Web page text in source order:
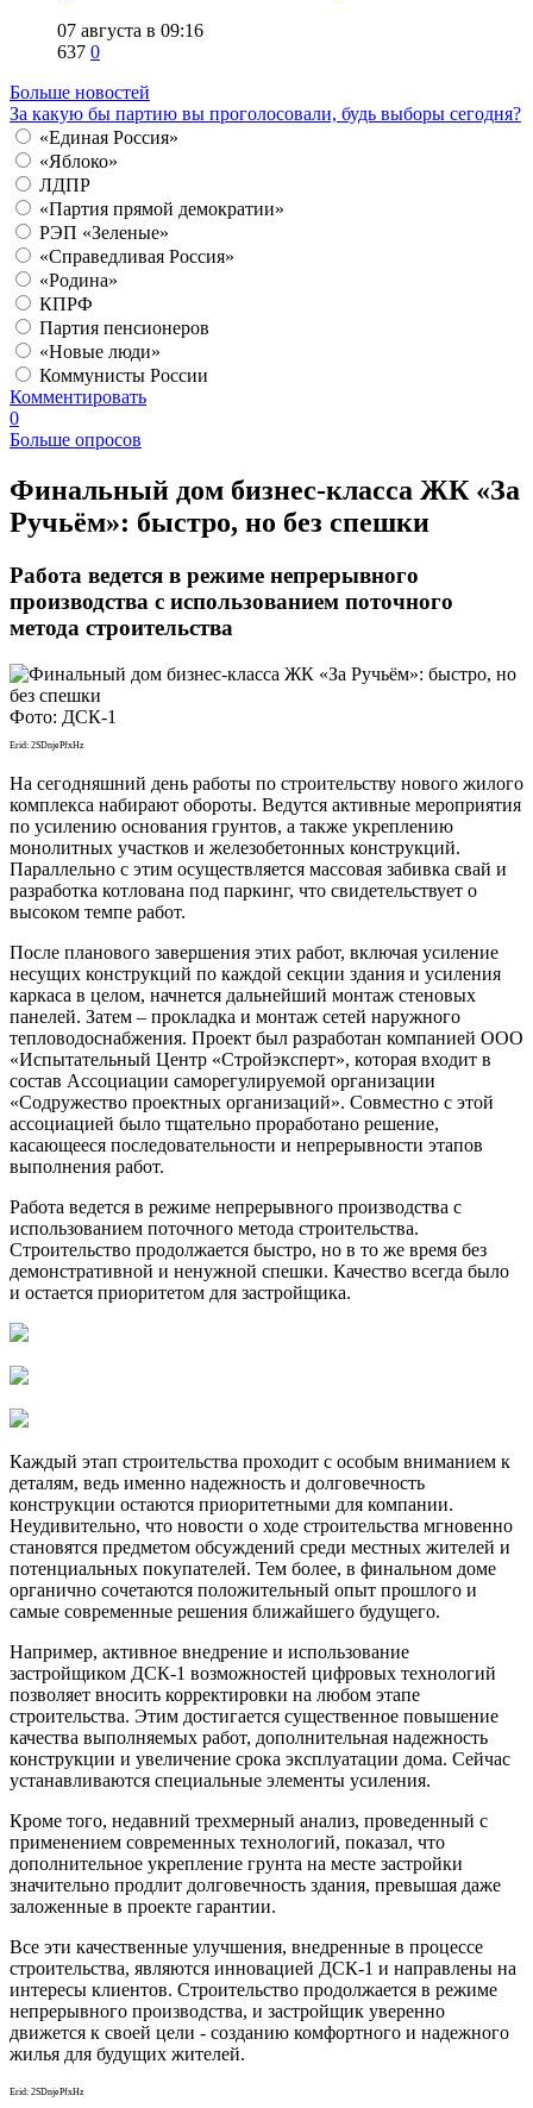
07 августа в 09:16
637 0
Больше новостей
За какую бы партию вы проголосовали, будь выборы сегодня?
«Единая Россия»
«Яблоко»
ЛДПР
«Партия прямой демократии»
РЭП «Зеленые»
«Справедливая Россия»
«Родина»
КПРФ
Партия пенсионеров
«Новые люди»
Коммунисты России
Комментировать
0
Больше опросов
Финальный дом бизнес-класса ЖК «За
Ручьём»: быстро, но без спешки
Работа ведется в режиме непрерывного
производства с использованием поточного
метода строительства
Фото: ДСК-1
Erid: 2SDnjePfxHz
На сегодняшний день работы по строительству нового жилого
комплекса набирают обороты. Ведутся активные мероприятия
по усилению основания грунтов, а также укреплению
монолитных участков и железобетонных конструкций.
Параллельно с этим осуществляется массовая забивка свай и
разработка котлована под паркинг, что свидетельствует о
высоком темпе работ.
После планового завершения этих работ, включая усиление
несущих конструкций по каждой секции здания и усиления
каркаса в целом, начнется дальнейший монтаж стеновых
панелей. Затем – прокладка и монтаж сетей наружного
тепловодоснабжения. Проект был разработан компанией ООО
«Испытательный Центр «Стройэксперт», которая входит в
состав Ассоциации саморегулируемой организации
«Содружество проектных организаций». Совместно с этой
ассоциацией было тщательно проработано решение,
касающееся последовательности и непрерывности этапов
выполнения работ.
Работа ведется в режиме непрерывного производства с
использованием поточного метода строительства.
Строительство продолжается быстро, но в то же время без
демонстративной и ненужной спешки. Качество всегда было
и остается приоритетом для застройщика.
Каждый этап строительства проходит с особым вниманием к
деталям, ведь именно надежность и долговечность
конструкции остаются приоритетными для компании.
Неудивительно, что новости о ходе строительства мгновенно
становятся предметом обсуждений среди местных жителей и
потенциальных покупателей. Тем более, в финальном доме
органично сочетаются положительный опыт прошлого и
самые современные решения ближайшего будущего.
Например, активное внедрение и использование
застройщиком ДСК-1 возможностей цифровых технологий
позволяет вносить корректировки на любом этапе
строительства. Этим достигается существенное повышение
качества выполняемых работ, дополнительная надежность
конструкции и увеличение срока эксплуатации дома. Сейчас
устанавливаются специальные элементы усиления.
Кроме того, недавний трехмерный анализ, проведенный с
применением современных технологий, показал, что
дополнительное укрепление грунта на месте застройки
значительно продлит долговечность здания, превышая даже
заложенные в проекте гарантии.
Все эти качественные улучшения, внедренные в процессе
строительства, являются инновацией ДСК-1 и направлены на
интересы клиентов. Строительство продолжается в режиме
непрерывного производства, и застройщик уверенно
движется к своей цели - созданию комфортного и надежного
жилья для будущих жителей.
Erid: 2SDnjePfxHz